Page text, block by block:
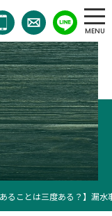
ことは三度ある？】漏水